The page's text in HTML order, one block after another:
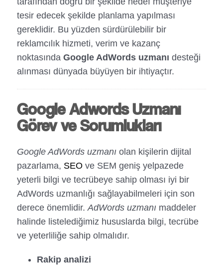
tesir edecek şekilde planlama yapılması
gereklidir. Bu yüzden sürdürülebilir bir
reklamcılık hizmeti, verim ve kazanç
noktasında Google AdWords uzmanı desteği
alınması dünyada büyüyen bir ihtiyaçtır.
Google Adwords Uzmanı
Görev ve Sorumlukları
Google AdWords uzmanı olan kişilerin dijital
pazarlama, SEO ve SEM geniş yelpazede
yeterli bilgi ve tecrübeye sahip olması iyi bir
AdWords uzmanlığı sağlayabilmeleri için son
derece önemlidir.AdWords uzmanı maddeler
halinde listelediğimiz hususlarda bilgi, tecrübe
ve yeterliliğe sahip olmalıdır.
Rakip analizi